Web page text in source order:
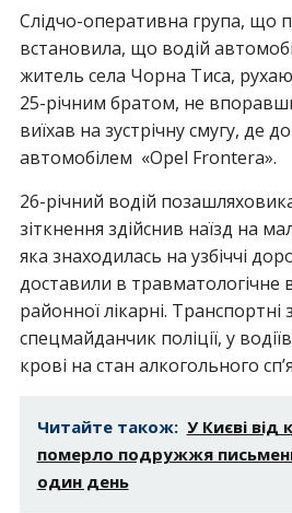
Слідчо-оперативна група, що
встановила, що водій
житель села Чорна Тиса,
25-річним братом, не
виїхав на зустрічну смугу, де
автомобілем «Opel Frontera».
26-річний водій
зіткнення здійснив наїзд на
яка знаходилась на узбіччі
доставили в травматологічне
районної лікарні.
спецмайданчик поліції, у
крові на стан алкогольного
Читайте також: У Києві від
померло подружжя
один день